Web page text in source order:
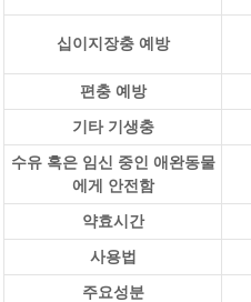
십이지장충 예방
편충 예방
기타 기생충
수유 혹은 임신 중인 애완동물
에게 안전함
약효시간
사용법
주요성분